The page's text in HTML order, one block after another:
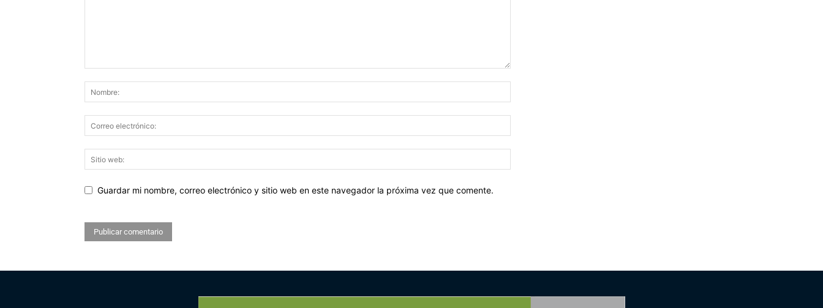
Guardar mi nombre, correo electrónico y sitio web en este navegador la próxima vez que comente.